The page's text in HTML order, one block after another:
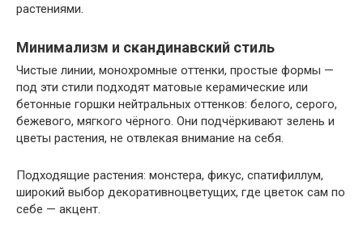
растениями.
Минимализм и скандинавский стиль
Чистые линии, монохромные оттенки, простые формы —
под эти стили подходят матовые керамические или
бетонные горшки нейтральных оттенков: белого, серого,
бежевого, мягкого чёрного. Они подчёркивают зелень и
цветы растения, не отвлекая внимание на себя.
Подходящие растения: монстера, фикус, спатифиллум,
широкий выбор декоративноцветущих, где цветок сам по
себе — акцент.